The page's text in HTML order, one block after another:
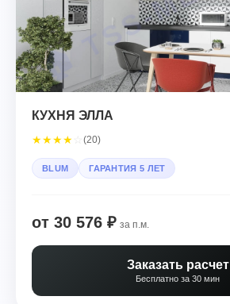
КУХНЯ ЭЛЛА
★★★★ (20)
BLUM ГАРАНТИЯ 5 ЛЕТ
от 30 576 ₽ за п.м.
Заказать расчет
Бесплатно за 30 мин